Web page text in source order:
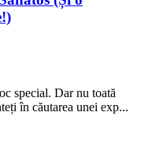
special. Dar nu toată
în căutarea unei exp...